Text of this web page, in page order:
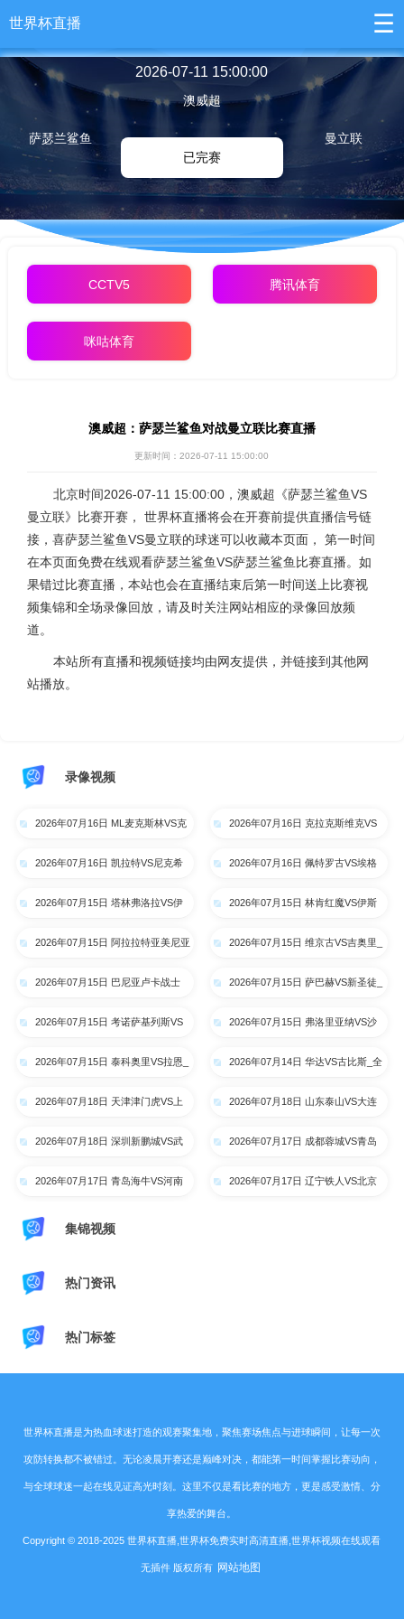
世界杯直播 ☰
萨瑟兰鲨鱼
2026-07-11 15:00:00
澳威超
已完赛
曼立联
CCTV5 腾讯体育
咪咕体育
澳威超：萨瑟兰鲨鱼对战曼立联比赛直播
更新时间：2026-07-11 15:00:00
北京时间2026-07-11 15:00:00，澳威超《萨瑟兰鲨鱼VS
曼立联》比赛开赛， 世界杯直播将会在开赛前提供直播信号链
接，喜萨瑟兰鲨鱼VS曼立联的球迷可以收藏本页面， 第一时间
在本页面免费在线观看萨瑟兰鲨鱼VS萨瑟兰鲨鱼比赛直播。如
果错过比赛直播，本站也会在直播结束后第一时间送上比赛视
频集锦和全场录像回放，请及时关注网站相应的录像回放频
道。
本站所有直播和视频链接均由网友提供，并链接到其他网
站播放。
录像视频
2026年07月16日 ML麦克斯林VS克 2026年07月16日 克拉克斯维克VS
2026年07月16日 凯拉特VS尼克希
2026年07月16日 佩特罗古VS埃格
2026年07月15日 塔林弗洛拉VS伊
2026年07月15日 林肯红魔VS伊斯
2026年07月15日 阿拉拉特亚美尼亚
2026年07月15日 维京古VS吉奥里_
2026年07月15日 巴尼亚卢卡战士
2026年07月15日 萨巴赫VS新圣徒_
2026年07月15日 考诺萨基列斯VS
2026年07月15日 弗洛里亚纳VS沙
2026年07月15日 泰科奥里VS拉恩_
2026年07月14日 华达VS古比斯_全
2026年07月18日 天津津门虎VS上
2026年07月18日 山东泰山VS大连
2026年07月18日 深圳新鹏城VS武
2026年07月17日 成都蓉城VS青岛
2026年07月17日 青岛海牛VS河南
2026年07月17日 辽宁铁人VS北京
集锦视频
热门资讯
热门标签
世界杯直播是为热血球迷打造的观赛聚集地，聚焦赛场焦点与进球瞬间，让每一次
攻防转换都不被错过。无论凌晨开赛还是巅峰对决，都能第一时间掌握比赛动向，
与全球球迷一起在线见证高光时刻。这里不仅是看比赛的地方，更是感受激情、分
享热爱的舞台。
Copyright © 2018-2025 世界杯直播,世界杯免费实时高清直播,世界杯视频在线观看
无插件 版权所有 网站地图